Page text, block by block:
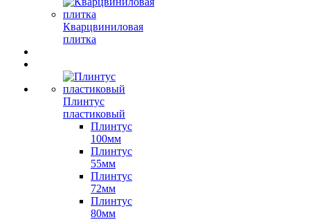
Кварцвиниловая
плитка
Плинтус
пластиковый
Плинтус
100мм
Плинтус
55мм
Плинтус
72мм
Плинтус
80мм